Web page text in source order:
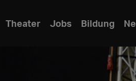
Theater Jobs Bildung